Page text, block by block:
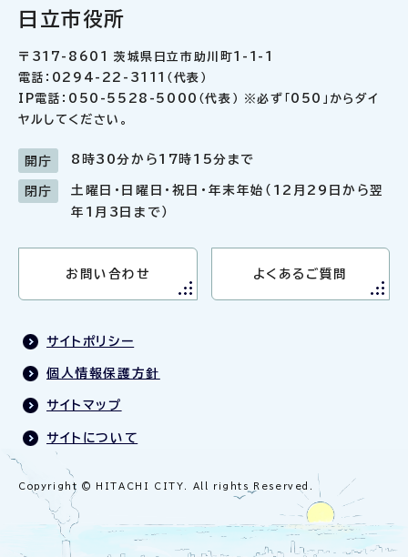
日立市役所
〒317-8601 茨城県日立市助川町1-1-1
電話：0294-22-3111（代表）
IP電話：050-5528-5000（代表） ※必ず「050」からダイ
ヤルしてください。
開庁 8時30分から17時15分まで
閉庁
土曜日・日曜日・祝日・年末年始（12月29日から翌
年1月3日まで）
お問い合わせ よくあるご質問
サイトポリシー
個人情報保護方針
サイトマップ
サイトについて
Copyright © HITACHI CITY. All rights Reserved.